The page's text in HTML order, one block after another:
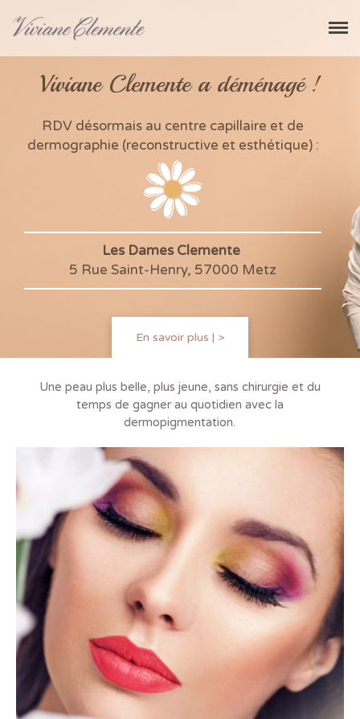
Accueil
Votre dermographe
Prestations
Maquillage permanent
Beauté du visage
Vos questions
Contact
dermographie réparatrice
Viviane Clemente a déménagé !
RDV désormais au centre capillaire et de
dermographie (reconstructive et esthétique) :
Les Dames Clemente
5 Rue Saint-Henry, 57000 Metz
En savoir plus | >
Une peau plus belle, plus jeune, sans chirurgie et du
temps de gagner au quotidien avec la
dermopigmentation.